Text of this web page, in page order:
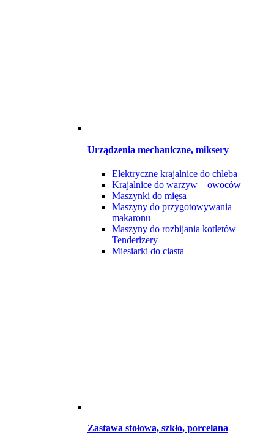
Urządzenia mechaniczne, miksery
Elektryczne krajalnice do chleba
Krajalnice do warzyw – owoców
Maszynki do mięsa
Maszyny do przygotowywania
makaronu
Maszyny do rozbijania kotletów –
Tenderizery
Miesiarki do ciasta
Zastawa stołowa, szkło, porcelana